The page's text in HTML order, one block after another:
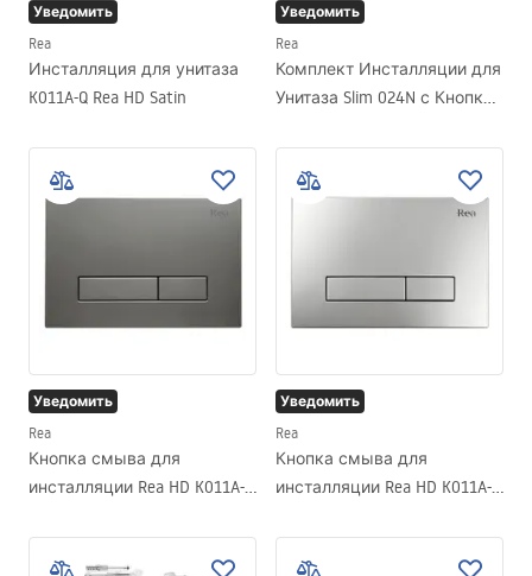
Уведомить
Rea
Инсталляция для унитаза
K011A-Q Rea HD Satin
Уведомить
Rea
Комплект Инсталляции для
Унитаза Slim 024N с Кнопкой
Уведомить
Rea
Кнопка смыва для
инсталляции Rea HD K011A-Q
Уведомить
Rea
Кнопка смыва для
инсталляции Rea HD K011A-Q